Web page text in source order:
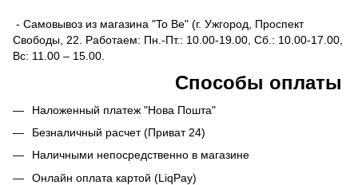
- Самовывоз из магазина "To Be" (г. Ужгород, Проспект
Свободы, 22. Работаем: Пн.-Пт.: 10.00-19.00, Сб.: 10.00-17.00,
Вс: 11.00 – 15.00.
Способы оплаты
Наложенный платеж "Нова Пошта"
Безналичный расчет (Приват 24)
Наличными непосредственно в магазине
Онлайн оплата картой (LiqPay)